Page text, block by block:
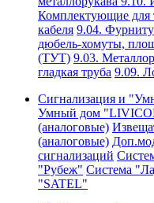
Комплектующие
кабеля 9.04.
дюбель-хомуты,
(ТУТ) 9.03.
гладкая труба 9.09.
Сигнализация и
Умный дом
(аналоговые)
(аналоговые)
сигнализаций
"Рубеж" Система
"SATEL"